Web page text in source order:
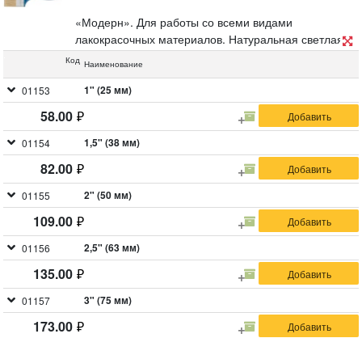
«Модерн». Для работы со всеми видами
лакокрасочных материалов. Натуральная светлая
щетина, пластиковая ручка.
Код Наименование
01153 1" (25 мм)
58.00
01154 1,5" (38 мм)
82.00
01155 2" (50 мм)
109.00
01156 2,5" (63 мм)
135.00
01157 3" (75 мм)
173.00